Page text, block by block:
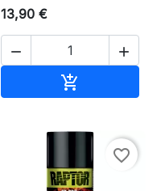
13,90 €
 

favorite_border